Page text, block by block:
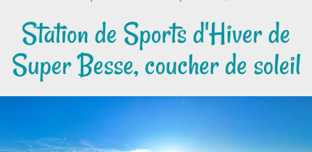
Station de Sports d'Hiver de
Super Besse, coucher de soleil